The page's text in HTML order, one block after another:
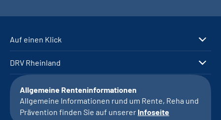
Auf einen Klick
DRV Rheinland
Allgemeine Renteninformationen
Allgemeine Informationen rund um Rente, Reha und
Prävention finden Sie auf unserer Infoseite